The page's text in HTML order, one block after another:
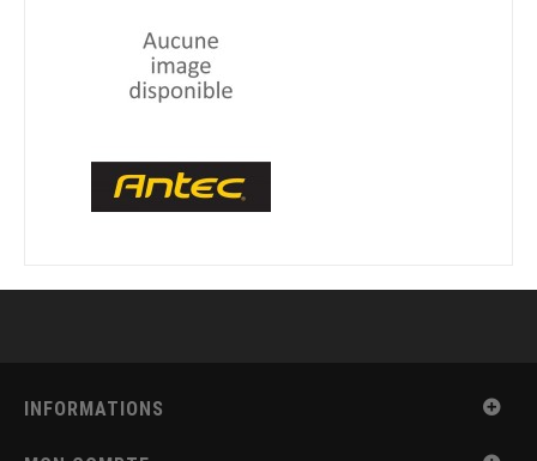
INFORMATIONS